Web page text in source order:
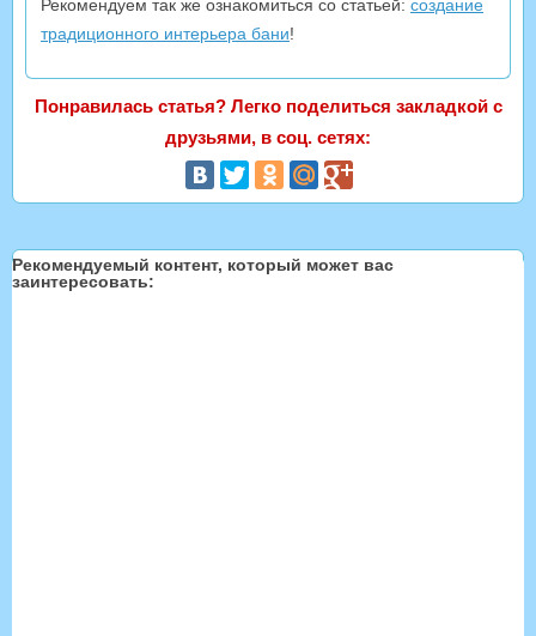
Рекомендуем так же ознакомиться со статьей: создание
традиционного интерьера бани!
Понравилась статья? Легко поделиться закладкой с
друзьями, в соц. сетях:
Рекомендуемый контент, который может вас
заинтересовать: